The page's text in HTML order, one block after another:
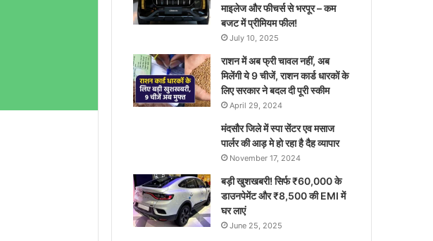
माइलेज और फीचर्स से भरपूर – कम
बजट में प्रीमियम फील!
July 10, 2025
राशन में अब फ्री चावल नहीं, अब
मिलेंगी ये 9 चीजें, राशन कार्ड धारकों के
लिए सरकार ने बदल दी पूरी स्कीम
April 29, 2024
मंदसौर जिले में स्पा सेंटर एव मसाज
पार्लर की आड़ मे हो रहा है दैह व्यापार
November 17, 2024
बड़ी खुशखबरी! सिर्फ ₹60,000 के
डाउनपेमेंट और ₹8,500 की EMI में
घर लाएं
June 25, 2025